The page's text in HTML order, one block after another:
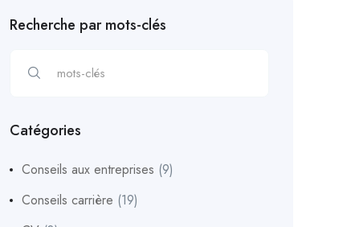
Recherche par mots-clés
Catégories
Conseils aux entreprises (9)
Conseils carrière (19)